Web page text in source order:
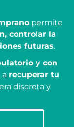
permite
controlar la
futuras.
y con
a recuperar tu
discreta y